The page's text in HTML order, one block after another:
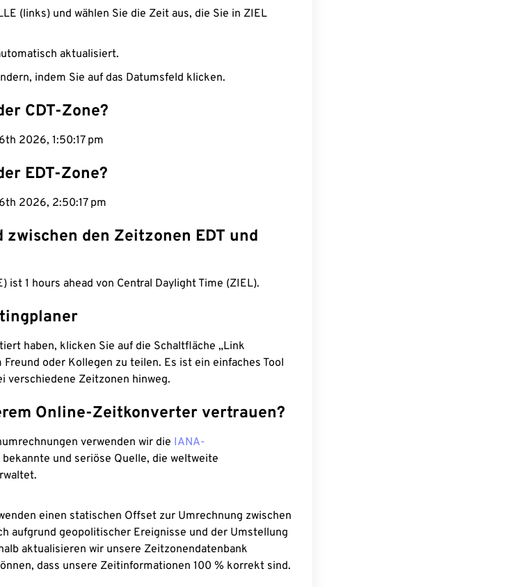
(links) und wählen Sie die Zeit aus, die Sie in ZIEL
aktualisiert.
indem Sie auf das Datumsfeld klicken.
CDT-Zone?
2026, 1:50:18 pm
EDT-Zone?
2026, 2:50:18 pm
den Zeitzonen EDT und
ist 1 hours ahead von Central Daylight Time (ZIEL).
haben, klicken Sie auf die Schaltfläche „Link
oder Kollegen zu teilen. Es ist ein einfaches Tool
verschiedene Zeitzonen hinweg.
Online-Zeitkonverter vertrauen?
verwenden wir die IANA-
und seriöse Quelle, die weltweite
einen statischen Offset zur Umrechnung zwischen
aufgrund geopolitischer Ereignisse und der Umstellung
aktualisieren wir unsere Zeitzonendatenbank
dass unsere Zeitinformationen 100 % korrekt sind.